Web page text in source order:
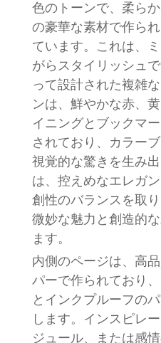
色のトーンで、柔ら
の豪華な素材で作ら
ています。これは、
がらスタイリッシュ
って設計された複雑
ンは、鮮やかな赤、
イニングとブックマ
されており、カラー
視覚的な驚きを生み
は、控えめなエレガ
創性のバランスを取
微妙な魅力と創造的
ます。
内側のページは、高
パーで作られており
とインクプルーフの
します。インスピレ
ジュール、または感